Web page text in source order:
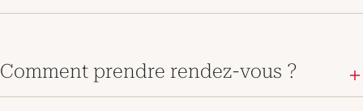
Comment prendre rendez-vous ?